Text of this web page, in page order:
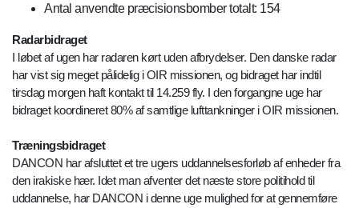
Antal anvendte præcisionsbomber totalt: 154
Radarbidraget
I løbet af ugen har radaren kørt uden afbrydelser. Den danske radar
har vist sig meget pålidelig i OIR missionen, og bidraget har indtil
tirsdag morgen haft kontakt til 14.259 fly. I den forgangne uge har
bidraget koordineret 80% af samtlige lufttankninger i OIR missionen.
Træningsbidraget
DANCON har afsluttet et tre ugers uddannelsesforløb af enheder fra
den irakiske hær. Idet man afventer det næste store politihold til
uddannelse, har DANCON i denne uge mulighed for at gennemføre